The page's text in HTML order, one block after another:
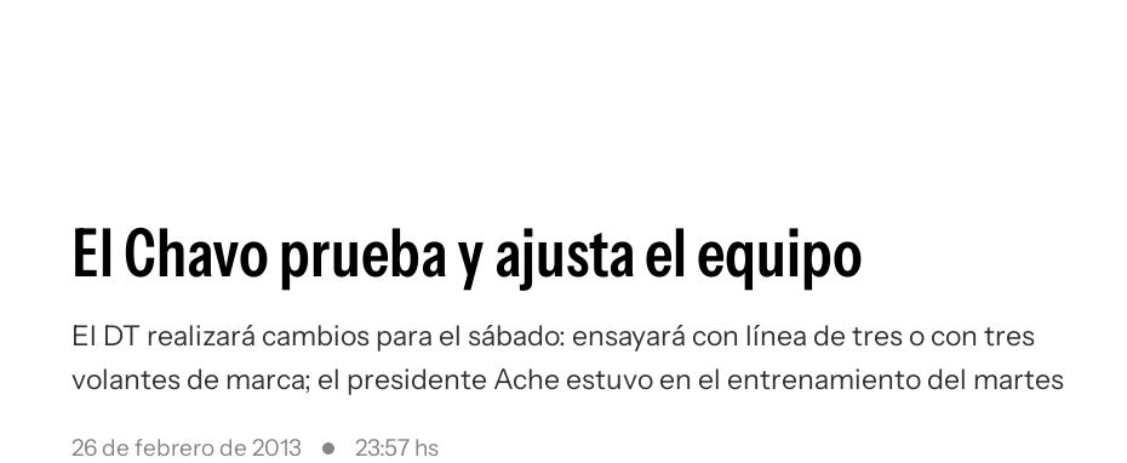
El Chavo prueba y ajusta el equipo
El DT realizará cambios para el sábado: ensayará con línea de tres o con tres
volantes de marca; el presidente Ache estuvo en el entrenamiento del martes
26 de febrero de 2013 23:57 hs